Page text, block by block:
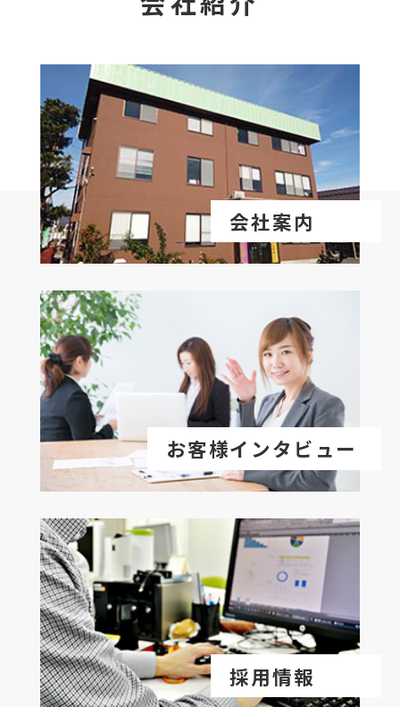
会社案内
お客様インタビュー
採用情報